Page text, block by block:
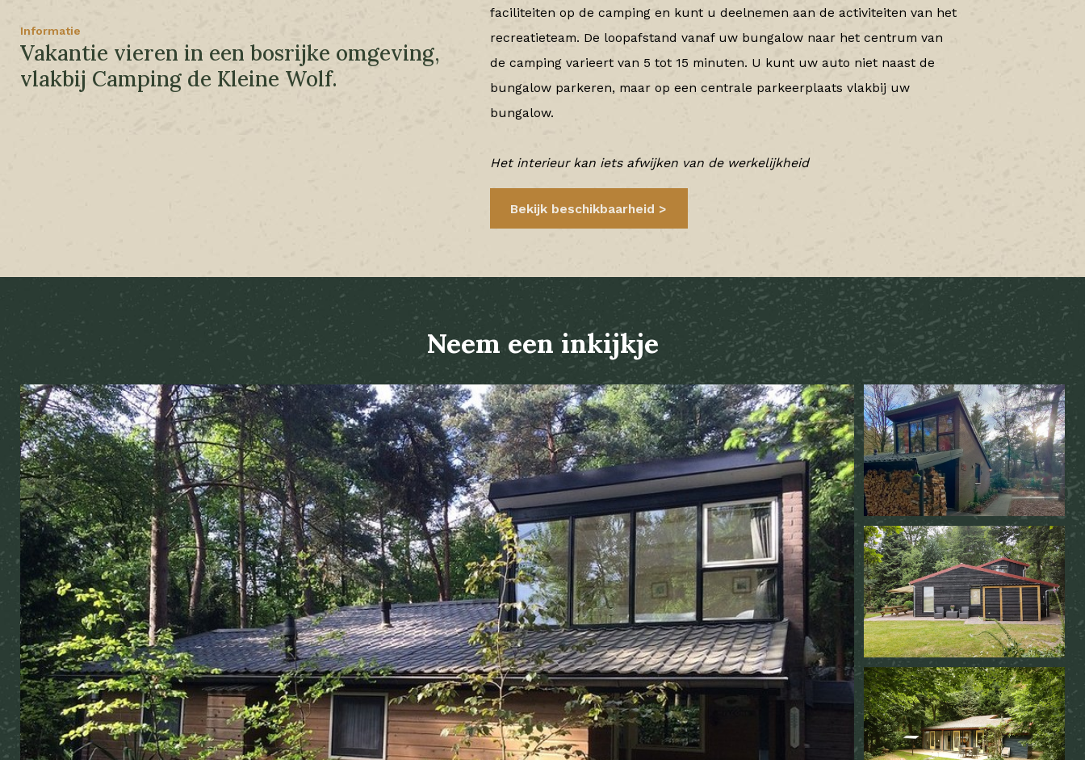
Informatie
Vakantie vieren in een bosrijke omgeving,
vlakbij Camping de Kleine Wolf.
faciliteiten op de camping en kunt u deelnemen aan de activiteiten van het
recreatieteam. De loopafstand vanaf uw bungalow naar het centrum van
de camping varieert van 5 tot 15 minuten. U kunt uw auto niet naast de
bungalow parkeren, maar op een centrale parkeerplaats vlakbij uw
bungalow.
Het interieur kan iets afwijken van de werkelijkheid
Bekijk beschikbaarheid
Neem een inkijkje